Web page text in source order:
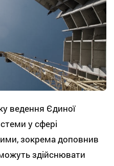
ведення Єдиної
у сфері
зокрема доповнив
можуть здійснювати